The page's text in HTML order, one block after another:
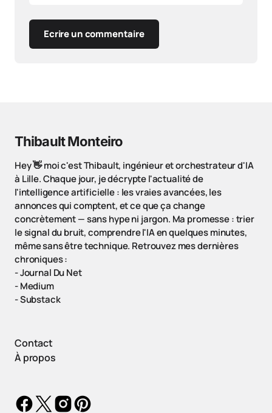
Ecrire un commentaire
Thibault Monteiro
Hey 👋 moi c'est Thibault, ingénieur et orchestrateur d'IA
à Lille. Chaque jour, je décrypte l'actualité de
l'intelligence artificielle : les vraies avancées, les
annonces qui comptent, et ce que ça change
concrètement — sans hype ni jargon. Ma promesse : trier
le signal du bruit, comprendre l'IA en quelques minutes,
même sans être technique. Retrouvez mes dernières
chroniques :
-Journal Du Net
-Medium
-Substack
Contact
À propos